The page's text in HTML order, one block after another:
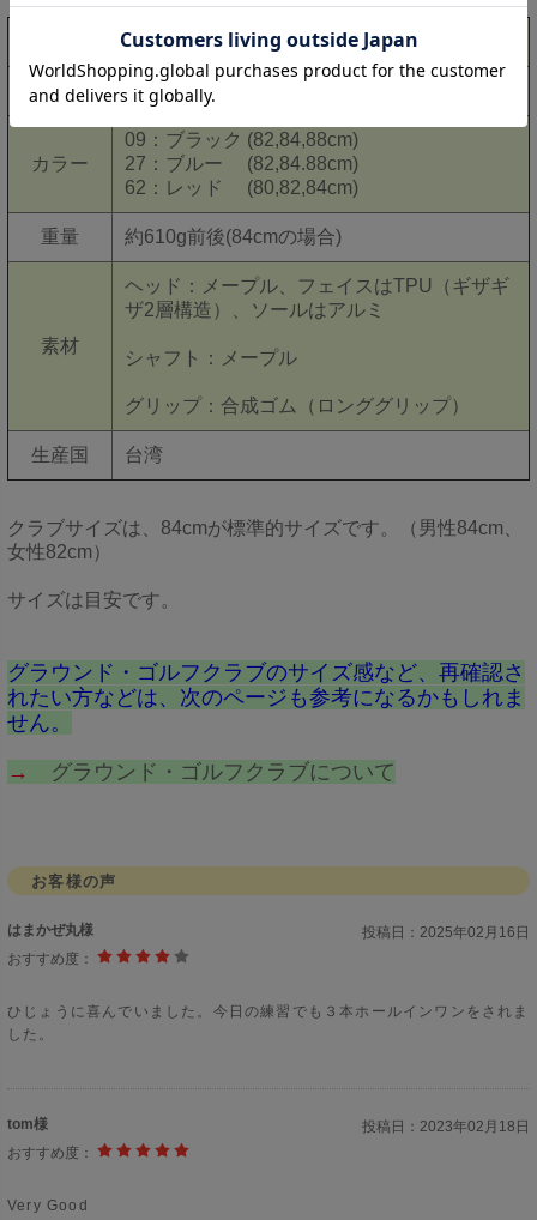
ストレートドライブクラブ2
品番 BH2857
カラー
09：ブラック (82,84,88cm)
27：ブルー (82,84.88cm)
62：レッド (80,82,84cm)
重量 約610g前後(84cmの場合)
素材
ヘッド：メープル、フェイスはTPU（ギザギ
ザ2層構造）、ソールはアルミ
シャフト：メープル
グリップ：合成ゴム（ロンググリップ）
生産国 台湾
クラブサイズは、84cmが標準的サイズです。（男性84cm、
女性82cm）
サイズは目安です。
グラウンド・ゴルフクラブのサイズ感など、再確認さ
れたい方などは、次のページも参考になるかもしれま
せん。
→ グラウンド・ゴルフクラブについて
お客様の声
はまかぜ丸様 投稿日： 2025年02月16日
おすすめ度：
ひじょうに喜んでいました。今日の練習でも３本ホールインワンをされま
した。
tom様 投稿日： 2023年02月18日
おすすめ度：
Very Good